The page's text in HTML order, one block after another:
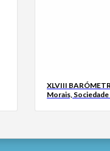
XLVIII
Morais,